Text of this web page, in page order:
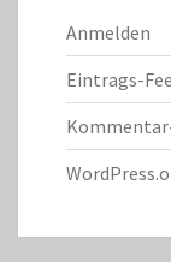
Anmelden
Eintrags-